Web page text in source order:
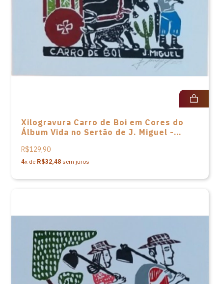
Xilogravura Carro de Boi em Cores do
Álbum Vida no Sertão de J. Miguel -
R$129,90
4x de R$32,48 sem juros